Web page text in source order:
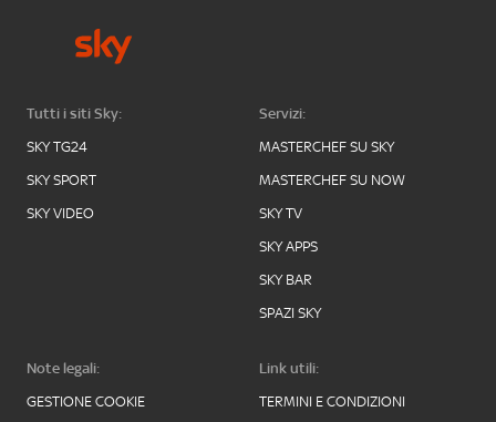
Tutti i siti Sky:
SKY TG24
SKY SPORT
SKY VIDEO
Servizi:
MASTERCHEF SU SKY
MASTERCHEF SU NOW
SKY TV
SKY APPS
SKY BAR
SPAZI SKY
Note legali:
GESTIONE COOKIE
Link utili:
TERMINI E CONDIZIONI